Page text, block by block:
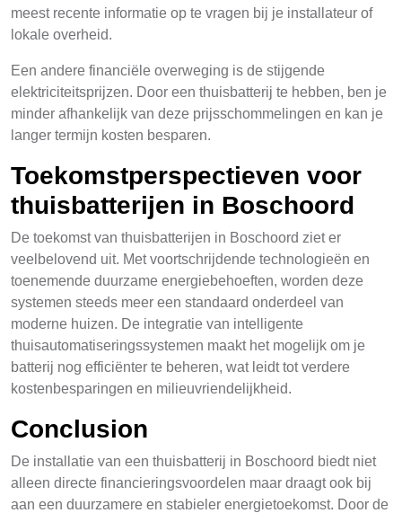
meest recente informatie op te vragen bij je installateur of
lokale overheid.
Een andere financiële overweging is de stijgende
elektriciteitsprijzen. Door een thuisbatterij te hebben, ben je
minder afhankelijk van deze prijsschommelingen en kan je
langer termijn kosten besparen.
Toekomstperspectieven voor
thuisbatterijen in Boschoord
De toekomst van thuisbatterijen in Boschoord ziet er
veelbelovend uit. Met voortschrijdende technologieën en
toenemende duurzame energiebehoeften, worden deze
systemen steeds meer een standaard onderdeel van
moderne huizen. De integratie van intelligente
thuisautomatiseringssystemen maakt het mogelijk om je
batterij nog efficiënter te beheren, wat leidt tot verdere
kostenbesparingen en milieuvriendelijkheid.
Conclusion
De installatie van een thuisbatterij in Boschoord biedt niet
alleen directe financieringsvoordelen maar draagt ook bij
aan een duurzamere en stabieler energietoekomst. Door de